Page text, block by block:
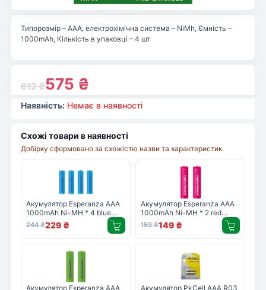
612₴575 ₴
Типорозмір – AAA, електрохімічна система – NiMh, Ємність –
1000mAh, Кількість в упаковці – 4 шт
Наявність: Немає в наявності
Схожі товари в наявності
Добірку сформовано за схожістю назви та характеристик.
Акумулятор Esperanza AAA
1000mAh Ni-MH * 4 blue
(EZA102B)
244₴229 ₴
Акумулятор Esperanza AAA
1000mAh Ni-MH * 2 red
(EZA101R)
159₴149 ₴
Акумулятор Esperanza AAA
Акумулятор PkCell AAA R03